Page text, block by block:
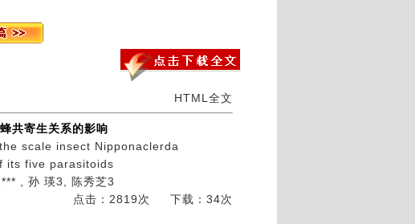
HTML全文
共寄生关系的影响
scale insect Nipponaclerda
its five parasitoids
, 孙 瑛3, 陈秀芝3
点击：2819次
下载：34次